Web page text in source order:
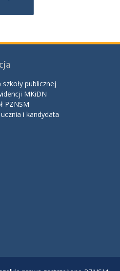
publicznej
MKiDN
PZNSM
i kandydata